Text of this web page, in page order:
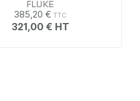
FLUKE
385,20 €
321,00 €